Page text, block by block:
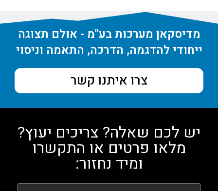
מדיסקאן מערכות בע"מ - אולם תצוגה
ייחודי להדגמה, הדרכה, התאמה וניסוי
צרו איתנו קשר
יש לכם שאלה? צריכים יעוץ?
מלאו פרטים או התקשרו
ומיד נחזור: